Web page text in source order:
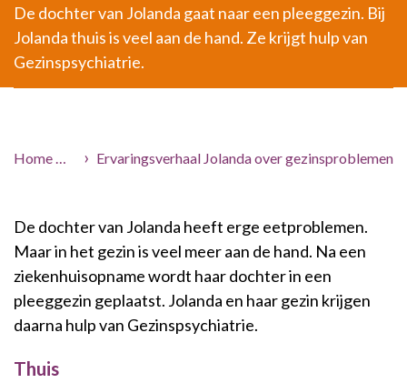
De dochter van Jolanda gaat naar een pleeggezin. Bij
Jolanda thuis is veel aan de hand. Ze krijgt hulp van
Gezinspsychiatrie.
Hulp voor jou Ervaringsverhalen
Ervaringsverhaal Jolanda over gezinsproblemen
De dochter van Jolanda heeft erge eetproblemen.
Maar in het gezin is veel meer aan de hand. Na een
ziekenhuisopname wordt haar dochter in een
pleeggezin geplaatst. Jolanda en haar gezin krijgen
daarna hulp van Gezinspsychiatrie.
Thuis